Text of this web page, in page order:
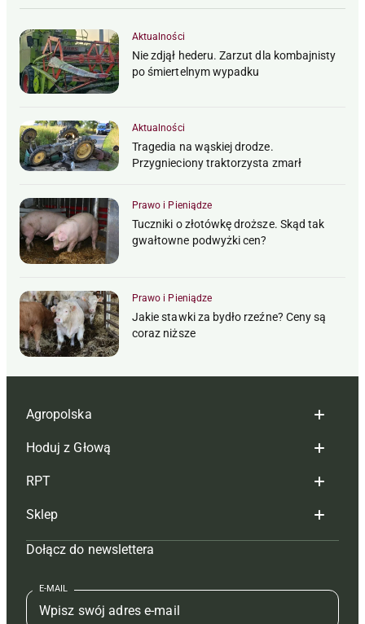
Aktualności
Nie zdjął hederu. Zarzut dla kombajnisty
po śmiertelnym wypadku
Aktualności
Tragedia na wąskiej drodze.
Przygnieciony traktorzysta zmarł
Prawo i Pieniądze
Tuczniki o złotówkę droższe. Skąd tak
gwałtowne podwyżki cen?
Prawo i Pieniądze
Jakie stawki za bydło rzeźne? Ceny są
coraz niższe
Agropolska
Redakcja
Reklama
Tagi
Mapa serwisu
Kontakt
Regulamin
Hoduj z Głową
Hoduj z głową bydło
Hoduj z głową świnie
Prenumerata
Redakcja
Kontakt
RPT
Redakcja
Prenumerata
Reklama
Kontakt
Sklep
Czasopisma i prenumerata
Książki
Regulamin
Dołącz do newslettera
E-MAIL